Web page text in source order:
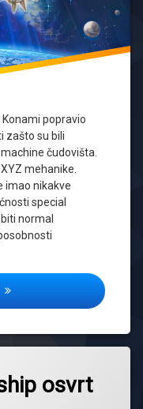
popravio
zašto su bili
čudovišta.
mehanike.
imao nikakve
special
normal
Kako je Konami popravio
osvrt